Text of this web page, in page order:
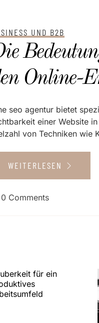
UND B2B
Online-
seo agentur bietet
einer Website
von Techniken wie
WEITERLESEN
0 Comments
für ein